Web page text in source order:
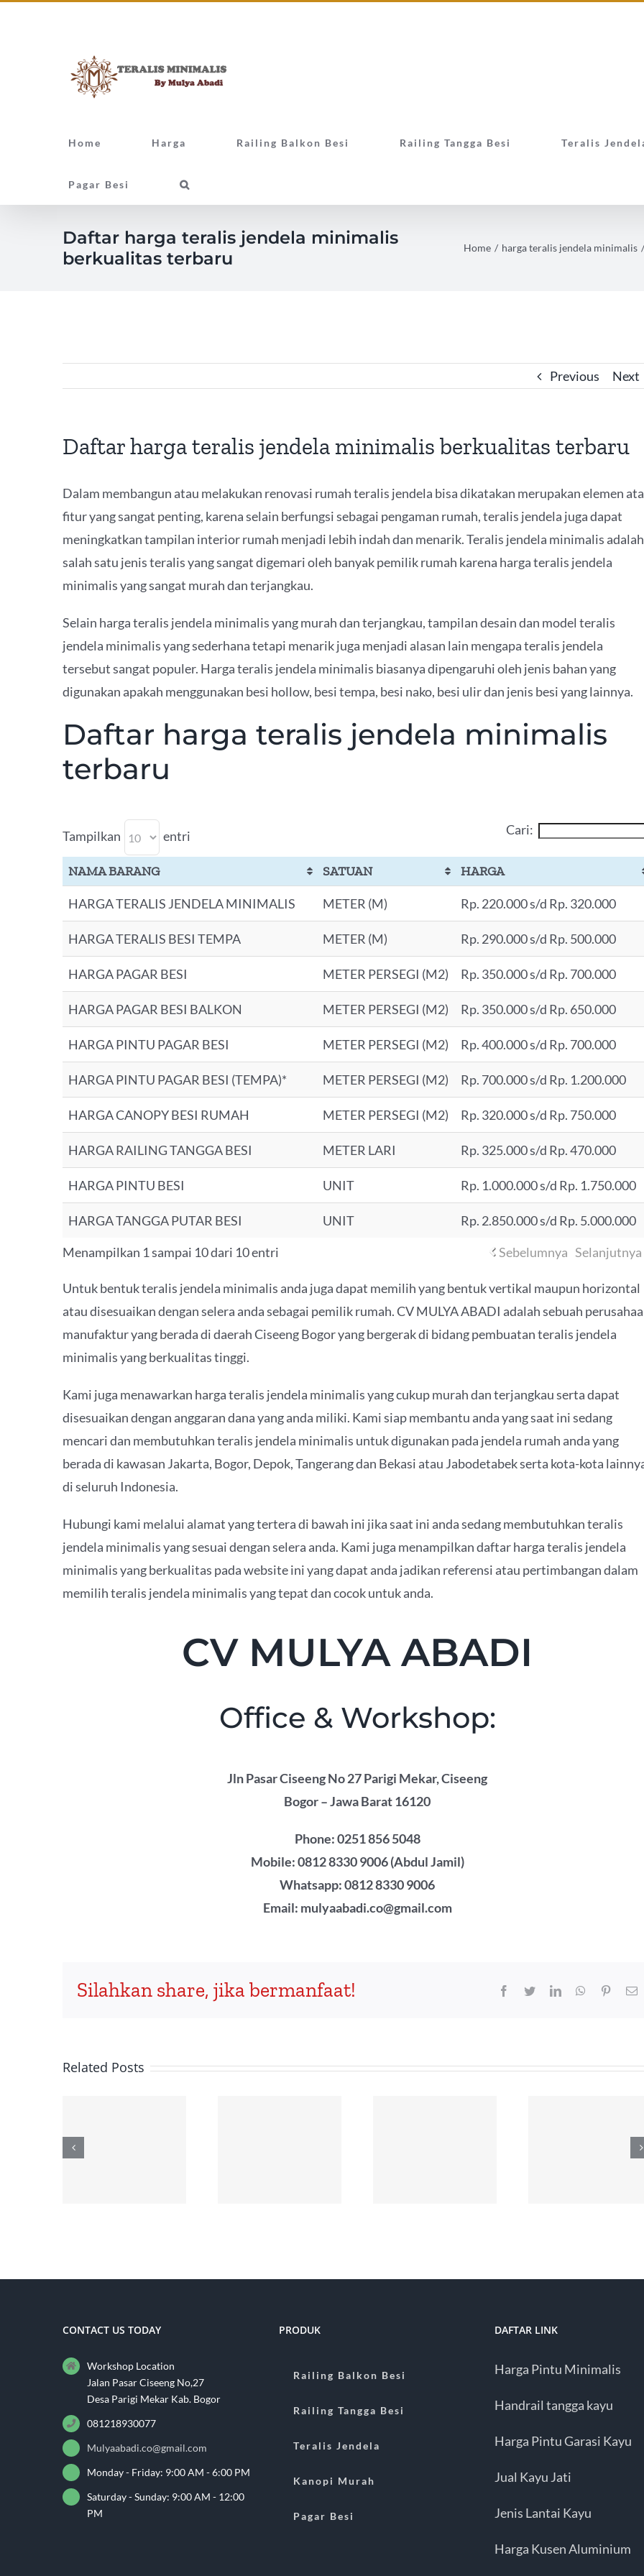
Home Harga Railing Balkon Besi Railing Tangga Besi Teralis
Pagar Besi
Daftar harga teralis jendela minimalis
berkualitas terbaru
Home / harga teralis jendela minimalis /
Previous Next
Daftar harga teralis jendela minimalis berkualitas terbaru
Dalam membangun atau melakukan renovasi rumah teralis jendela bisa dikatakan merupakan elemen
fitur yang sangat penting, karena selain berfungsi sebagai pengaman rumah, teralis jendela juga dapat
meningkatkan tampilan interior rumah menjadi lebih indah dan menarik. Teralis jendela minimalis adalah
salah satu jenis teralis yang sangat digemari oleh banyak pemilik rumah karena harga teralis jendela
minimalis yang sangat murah dan terjangkau.
Selain harga teralis jendela minimalis yang murah dan terjangkau, tampilan desain dan model teralis
jendela minimalis yang sederhana tetapi menarik juga menjadi alasan lain mengapa teralis jendela
tersebut sangat populer. Harga teralis jendela minimalis biasanya dipengaruhi oleh jenis bahan yang
digunakan apakah menggunakan besi hollow, besi tempa, besi nako, besi ulir dan jenis besi yang lainnya.
Daftar harga teralis jendela minimalis
terbaru
Tampilkan entri Cari:
NAMA BARANG SATUAN HARGA
HARGA TERALIS JENDELA MINIMALIS METER (M) Rp. 220.000 s/d Rp. 320.000
HARGA TERALIS BESI TEMPA METER (M) Rp. 290.000 s/d Rp. 500.000
HARGA PAGAR BESI METER PERSEGI (M2) Rp. 350.000 s/d Rp. 700.000
HARGA PAGAR BESI BALKON METER PERSEGI (M2) Rp. 350.000 s/d Rp. 650.000
HARGA PINTU PAGAR BESI METER PERSEGI (M2) Rp. 400.000 s/d Rp. 700.000
HARGA PINTU PAGAR BESI (TEMPA)* METER PERSEGI (M2) Rp. 700.000 s/d Rp. 1.200.000
HARGA CANOPY BESI RUMAH METER PERSEGI (M2) Rp. 320.000 s/d Rp. 750.000
HARGA RAILING TANGGA BESI METER LARI Rp. 325.000 s/d Rp. 470.000
HARGA PINTU BESI UNIT Rp. 1.000.000 s/d Rp. 1.750.000
HARGA TANGGA PUTAR BESI UNIT
Rp. 2.850.000 s/d Rp. 5.000.000
Menampilkan 1 sampai 10 dari 10 entri
Sebelumnya Selanjutnya
Untuk bentuk teralis jendela minimalis anda juga dapat memilih yang bentuk vertikal maupun horizontal
atau disesuaikan dengan selera anda sebagai pemilik rumah. CV MULYA ABADI adalah sebuah
manufaktur yang berada di daerah Ciseeng Bogor yang bergerak di bidang pembuatan teralis jendela
minimalis yang berkualitas tinggi.
Kami juga menawarkan harga teralis jendela minimalis yang cukup murah dan terjangkau serta dapat
disesuaikan dengan anggaran dana yang anda miliki. Kami siap membantu anda yang saat ini sedang
mencari dan membutuhkan teralis jendela minimalis untuk digunakan pada jendela rumah anda yang
berada di kawasan Jakarta, Bogor, Depok, Tangerang dan Bekasi atau Jabodetabek serta kota-kota
di seluruh Indonesia.
Hubungi kami melalui alamat yang tertera di bawah ini jika saat ini anda sedang membutuhkan teralis
jendela minimalis yang sesuai dengan selera anda. Kami juga menampilkan daftar harga teralis jendela
minimalis yang berkualitas pada website ini yang dapat anda jadikan referensi atau pertimbangan dalam
memilih teralis jendela minimalis yang tepat dan cocok untuk anda.
CV MULYA ABADI
Office & Workshop:
Jln Pasar Ciseeng No 27 Parigi Mekar, Ciseeng
Bogor – Jawa Barat 16120
Phone: 0251 856 5048
Mobile: 0812 8330 9006 (Abdul Jamil)
Whatsapp: 0812 8330 9006
Email: mulyaabadi.co@gmail.com
Silahkan share, jika bermanfaat! Facebook
TwitterLinkedInWhatsApp
Related Posts
CONTACT US TODAY
Workshop Location
Jalan Pasar Ciseeng No,27
Desa Parigi Mekar Kab. Bogor
081218930077
Mulyaabadi.co@gmail.com
Monday - Friday: 9:00 AM - 6:00 PM
Saturday - Sunday: 9:00 AM - 12:00
PM
PRODUK
Railing Balkon Besi
Railing Tangga Besi
Teralis Jendela
Kanopi Murah
Pagar Besi
DAFTAR LINK
Harga Pintu Minimalis
Handrail tangga kayu
Harga Pintu Garasi Kayu
Jual Kayu Jati
Jenis Lantai Kayu
Harga Kusen Aluminium